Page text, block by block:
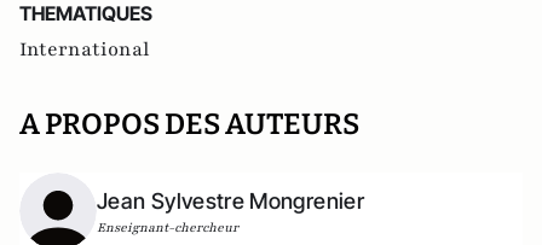
THEMATIQUES
International
A PROPOS DES AUTEURS
Jean Sylvestre Mongrenier
Enseignant-chercheur